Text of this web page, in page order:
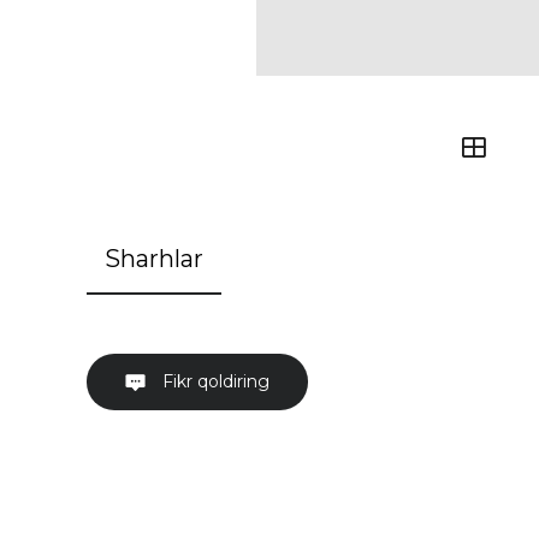
Sharhlar
Fikr qoldiring